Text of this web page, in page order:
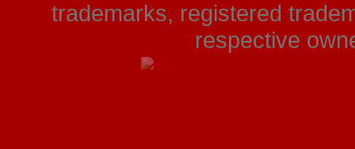
trademarks, registered
respective